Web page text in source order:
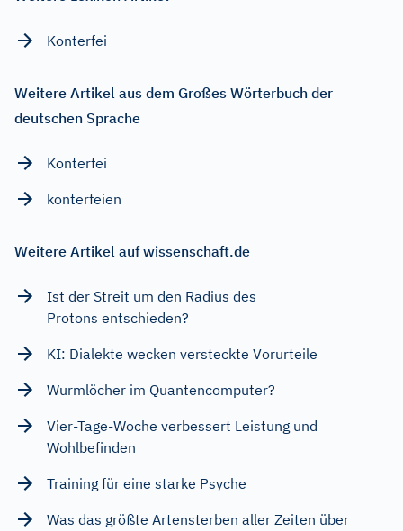
Konterfei
Weitere Artikel aus dem Großes Wörterbuch der
deutschen Sprache
Konterfei
konterfeien
Weitere Artikel auf wissenschaft.de
Ist der Streit um den Radius des
Protons entschieden?
KI: Dialekte wecken versteckte Vorurteile
Wurmlöcher im Quantencomputer?
Vier-Tage-Woche verbessert Leistung und
Wohlbefinden
Training für eine starke Psyche
Was das größte Artensterben aller Zeiten über